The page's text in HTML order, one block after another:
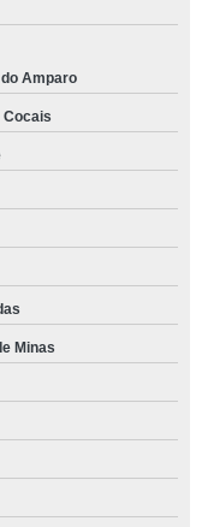
Amparo
Cocais
Minas